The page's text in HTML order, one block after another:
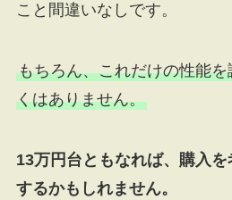
こと間違いなしです。
もちろん、これだけの性能
くはありません。
13万円台ともなれば、購入
するかもしれません。